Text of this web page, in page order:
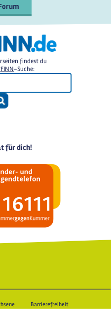
findest du
-Suche:
für dich!
Barrierefreiheit